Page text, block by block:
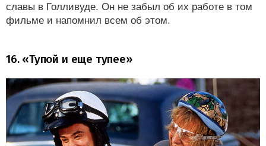
славы в Голливуде. Он не забыл об их работе в том
фильме и напомнил всем об этом.
16. «Тупой и еще тупее»